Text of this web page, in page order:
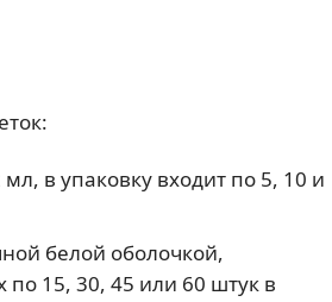
в упаковку входит по 5, 10 и
белой оболочкой,
15, 30, 45 или 60 штук в